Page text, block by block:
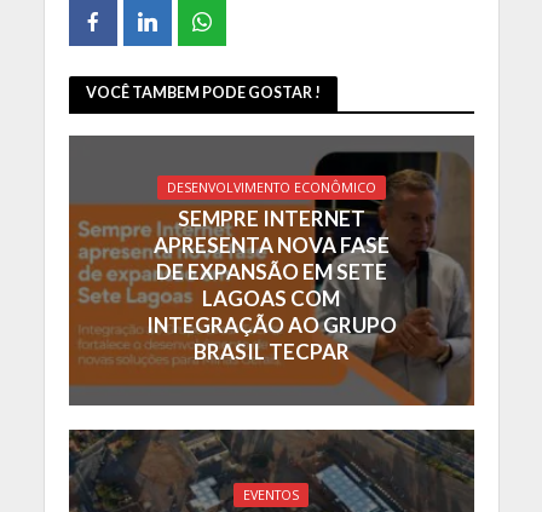
VOCÊ TAMBEM PODE GOSTAR !
DESENVOLVIMENTO ECONÔMICO
SEMPRE INTERNET
APRESENTA NOVA FASE
DE EXPANSÃO EM SETE
LAGOAS COM
INTEGRAÇÃO AO GRUPO
BRASIL TECPAR
EVENTOS